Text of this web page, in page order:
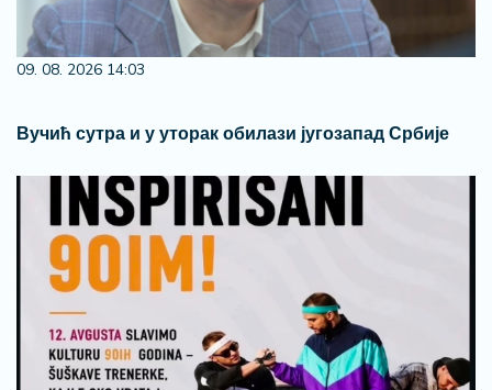
09. 08. 2026 14:03
Вучић сутра и у уторак обилази југозапад Србије